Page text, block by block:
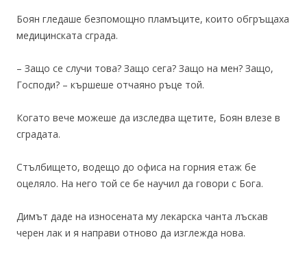
Боян гледаше безпомощно пламъците, които обгръщаха
медицинската сграда.
– Защо се случи това? Защо сега? Защо на мен? Защо,
Господи? – кършеше отчаяно ръце той.
Когато вече можеше да изследва щетите, Боян влезе в
сградата.
Стълбището, водещо до офиса на горния етаж бе
оцеляло. На него той се бе научил да говори с Бога.
Димът даде на износената му лекарска чанта лъскав
черен лак и я направи отново да изглежда нова.